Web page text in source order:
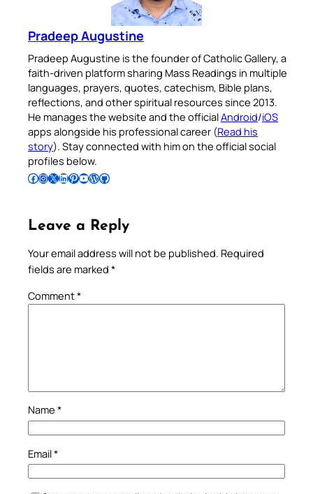
Pradeep Augustine
Pradeep Augustine is the founder of Catholic Gallery, a
faith-driven platform sharing Mass Readings in multiple
languages, prayers, quotes, catechism, Bible plans,
reflections, and other spiritual resources since 2013.
He manages the website and the officialAndroid/iOS
apps alongside his professional career (Read his
story). Stay connected with him on the official social
profiles below.
Follow Pradeep on Facebook Follow Pradeep on InstagramFollow Pradeep on X Follow Pradeep on LinkedIn Follow Pradeep on Pinterest Subscribe to Pradeep’s Youtube Channel Follow Pradeep on WordPress Follow Pradeep on GitHub
Leave a Reply
Your email address will not be published. Required
fields are marked *
Comment*
Name *
Email*